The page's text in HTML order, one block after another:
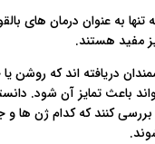
به عنوان درمان های
مفید هستند.
دریافته اند که روشن
باعث تمایز آن شود.
بررسی کنند که کدام ژن ها